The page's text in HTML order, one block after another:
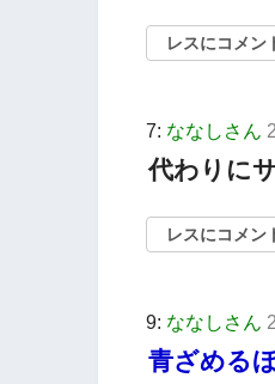
レスにコメン
7: ななしさん
代わりに
レスにコメン
9: ななしさん
青ざめる